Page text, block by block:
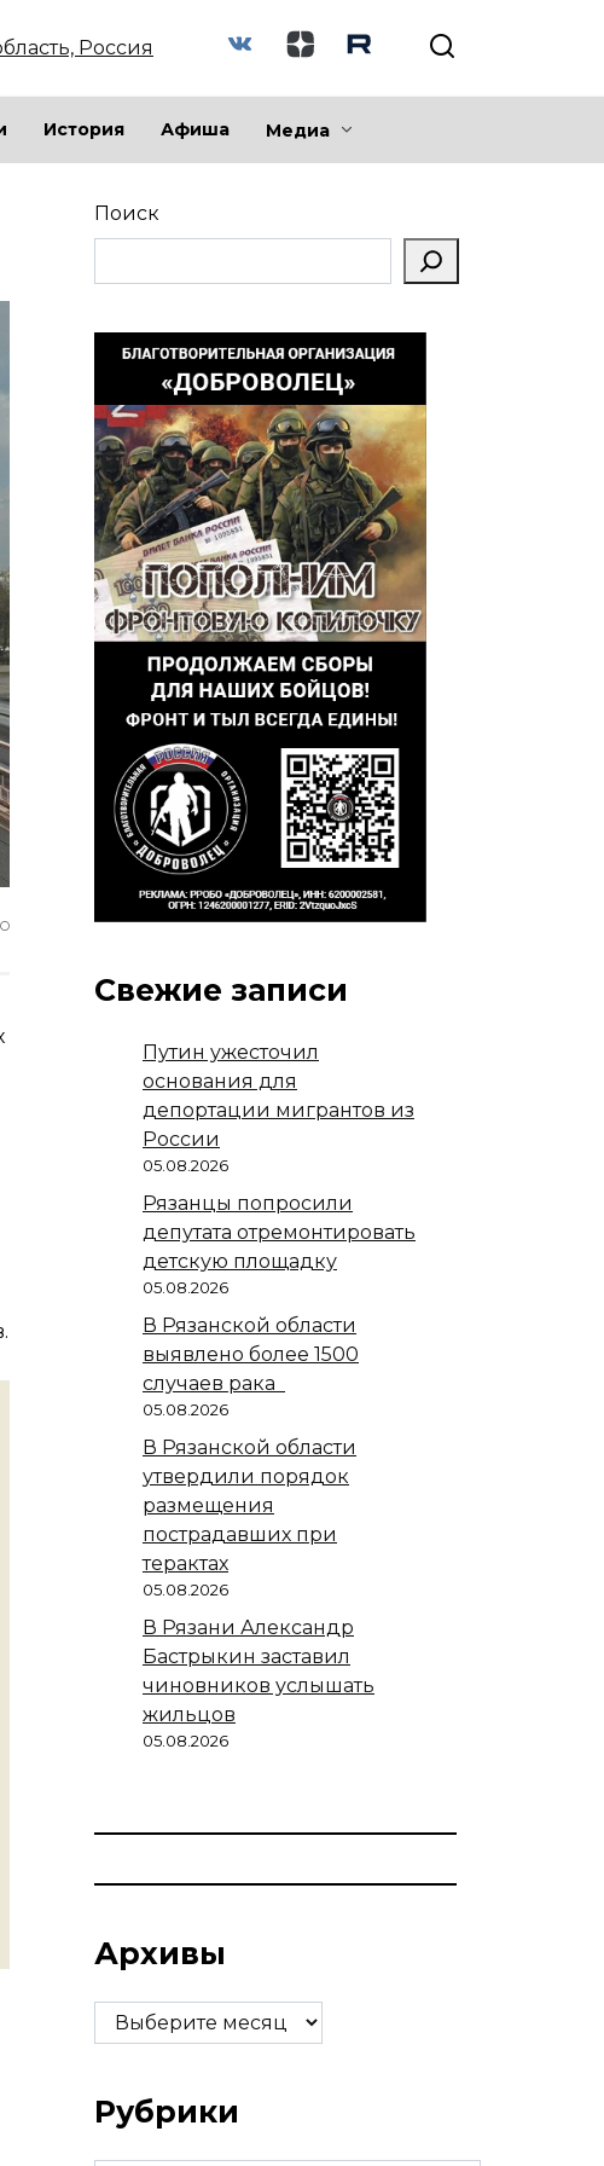
Россия
История Афиша Медиа
Поиск
Свежие записи
Путин ужесточил
основания для
депортации мигрантов из
России
05.08.2026
Рязанцы попросили
депутата отремонтировать
детскую площадку
05.08.2026
В Рязанской области
выявлено более 1500
случаев рака
05.08.2026
В Рязанской области
утвердили порядок
размещения
пострадавших при
терактах
05.08.2026
В Рязани Александр
Бастрыкин заставил
чиновников услышать
жильцов
05.08.2026
Архивы
Архивы
Рубрики